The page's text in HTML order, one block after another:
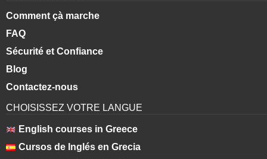
Comment çà marche
FAQ
Sécurité et Confiance
Blog
Contactez-nous
CHOISISSEZ VOTRE LANGUE
English courses in Greece
Cursos de Inglés en Grecia